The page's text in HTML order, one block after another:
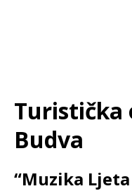
Turistička
Budva
“Muzika